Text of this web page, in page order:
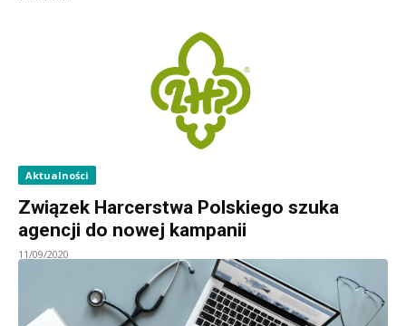
Aktualności
Związek Harcerstwa Polskiego szuka
agencji do nowej kampanii
11/09/2020